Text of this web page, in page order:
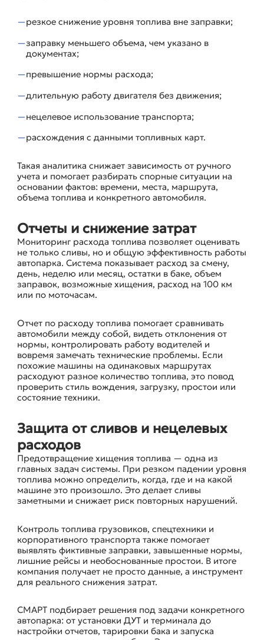
резкое снижение уровня топлива вне заправки;
заправку меньшего объема, чем указано в
документах;
превышение нормы расхода;
длительную работу двигателя без движения;
нецелевое использование транспорта;
расхождения с данными топливных карт.
Такая аналитика снижает зависимость от ручного
учета и помогает разбирать спорные ситуации на
основании фактов: времени, места, маршрута,
объема топлива и конкретного автомобиля.
Отчеты и снижение затрат
Мониторинг расхода топлива позволяет оценивать
не только сливы, но и общую эффективность работы
автопарка. Система показывает расход за смену,
день, неделю или месяц, остатки в баке, объем
заправок, возможные хищения, расход на 100 км
или по моточасам.
Отчет по расходу топлива помогает сравнивать
автомобили между собой, видеть отклонения от
нормы, контролировать работу водителей и
вовремя замечать технические проблемы. Если
похожие машины на одинаковых маршрутах
расходуют разное количество топлива, это повод
проверить стиль вождения, загрузку, простои или
состояние техники.
Защита от сливов и нецелевых
расходов
Предотвращение хищения топлива — одна из
главных задач системы. При резком падении уровня
топлива можно определить, когда, где и на какой
машине это произошло. Это делает сливы
заметными и снижает риск повторных нарушений.
Контроль топлива грузовиков, спецтехники и
корпоративного транспорта также помогает
выявлять фиктивные заправки, завышенные нормы,
лишние рейсы и необоснованные простои. В итоге
компания получает не просто данные, а инструмент
для реального снижения затрат.
СМАРТ подбирает решения под задачи конкретного
автопарка: от установки ДУТ и терминала до
настройки отчетов, тарировки бака и запуска